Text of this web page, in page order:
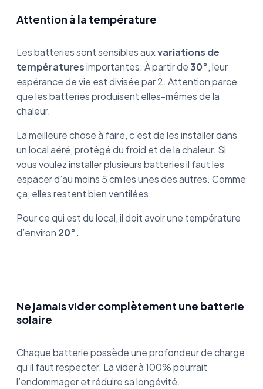
Attention à la température
Les batteries sont sensibles auxvariations de
températuresimportantes. À partir de30°, leur
espérance de vie est divisée par 2. Attention parce
que les batteries produisent elles-mêmes de la
chaleur.
La meilleure chose à faire, c’est de les installer dans
un local aéré, protégé du froid et de la chaleur. Si
vous voulez installer plusieurs batteries il faut les
espacer d’au moins 5 cm les unes des autres. Comme
ça, elles restent bien ventilées.
Pour ce qui est du local, il doit avoir une température
d’environ 20°.
Ne jamais vider complètement une batterie
solaire
Chaque batterie possède une profondeur de charge
qu’il faut respecter. La vider à 100% pourrait
l’endommager et réduire sa longévité.